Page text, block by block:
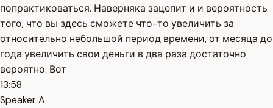
попрактиковаться. Наверняка зацепит и и вероятность
того, что вы здесь сможете что-то увеличить за
относительно небольшой период времени, от месяца до
года увеличить свои деньги в два раза достаточно
вероятно. Вот
13:58
Speaker A